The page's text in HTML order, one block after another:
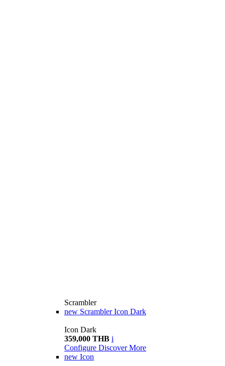
Scrambler
new Scrambler Icon Dark
Icon Dark
359,000 THB i
Configure Discover More
new Icon